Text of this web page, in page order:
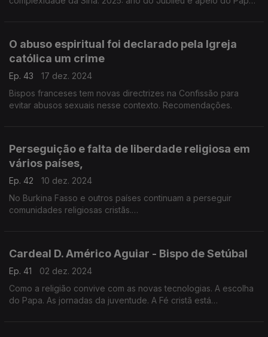
O abuso espiritual foi declarado pela Igreja
católica um crime
Ep. 43
17 dez. 2024
Bispos franceses tem novas directrizes na Confissão para
evitar abusos sexuais nesse contexto. Recomendações.
Perseguição e falta de liberdade religiosa em
vários países,
Ep. 42
10 dez. 2024
No Burkina Fasso e outros países continuam a perseguir
comunidades religiosas cristãs.
Cardeal D. Américo Aguiar - Bispo de Setúbal
Ep. 41
02 dez. 2024
Como a religião convive com as novas tecnologias. A escolha
do Papa. As jornadas da juventude. A Fé cristã está